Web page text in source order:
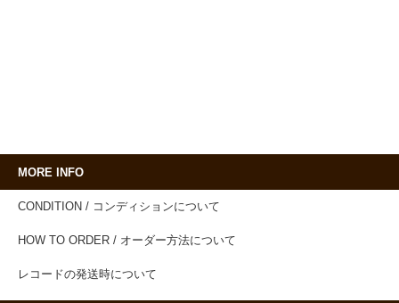
MORE INFO
CONDITION / コンディションについて
HOW TO ORDER / オーダー方法について
レコードの発送時について